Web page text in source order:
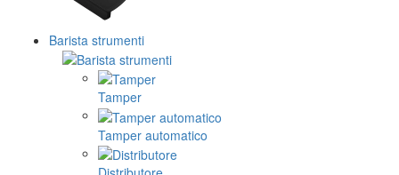
Barista strumenti
Tamper
Tamper automatico